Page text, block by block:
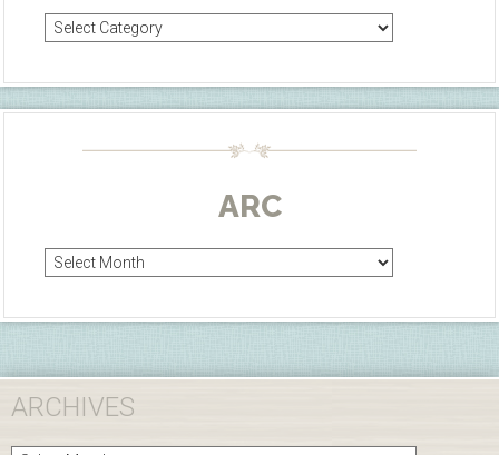
Categories
ARC
Arc
ARCHIVES